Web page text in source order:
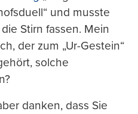
und musste
Stirn fassen. Mein
der zum „Ur-Gestein“
solche
danken, dass Sie